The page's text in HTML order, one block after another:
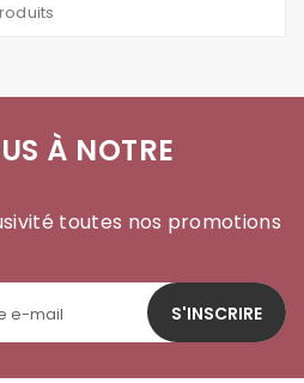
À NOTRE
toutes nos promotions
S'INSCRIRE